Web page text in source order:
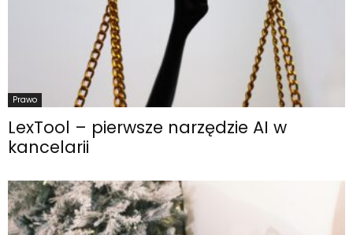
Prawo
LexTool – pierwsze narzędzie AI w
kancelarii